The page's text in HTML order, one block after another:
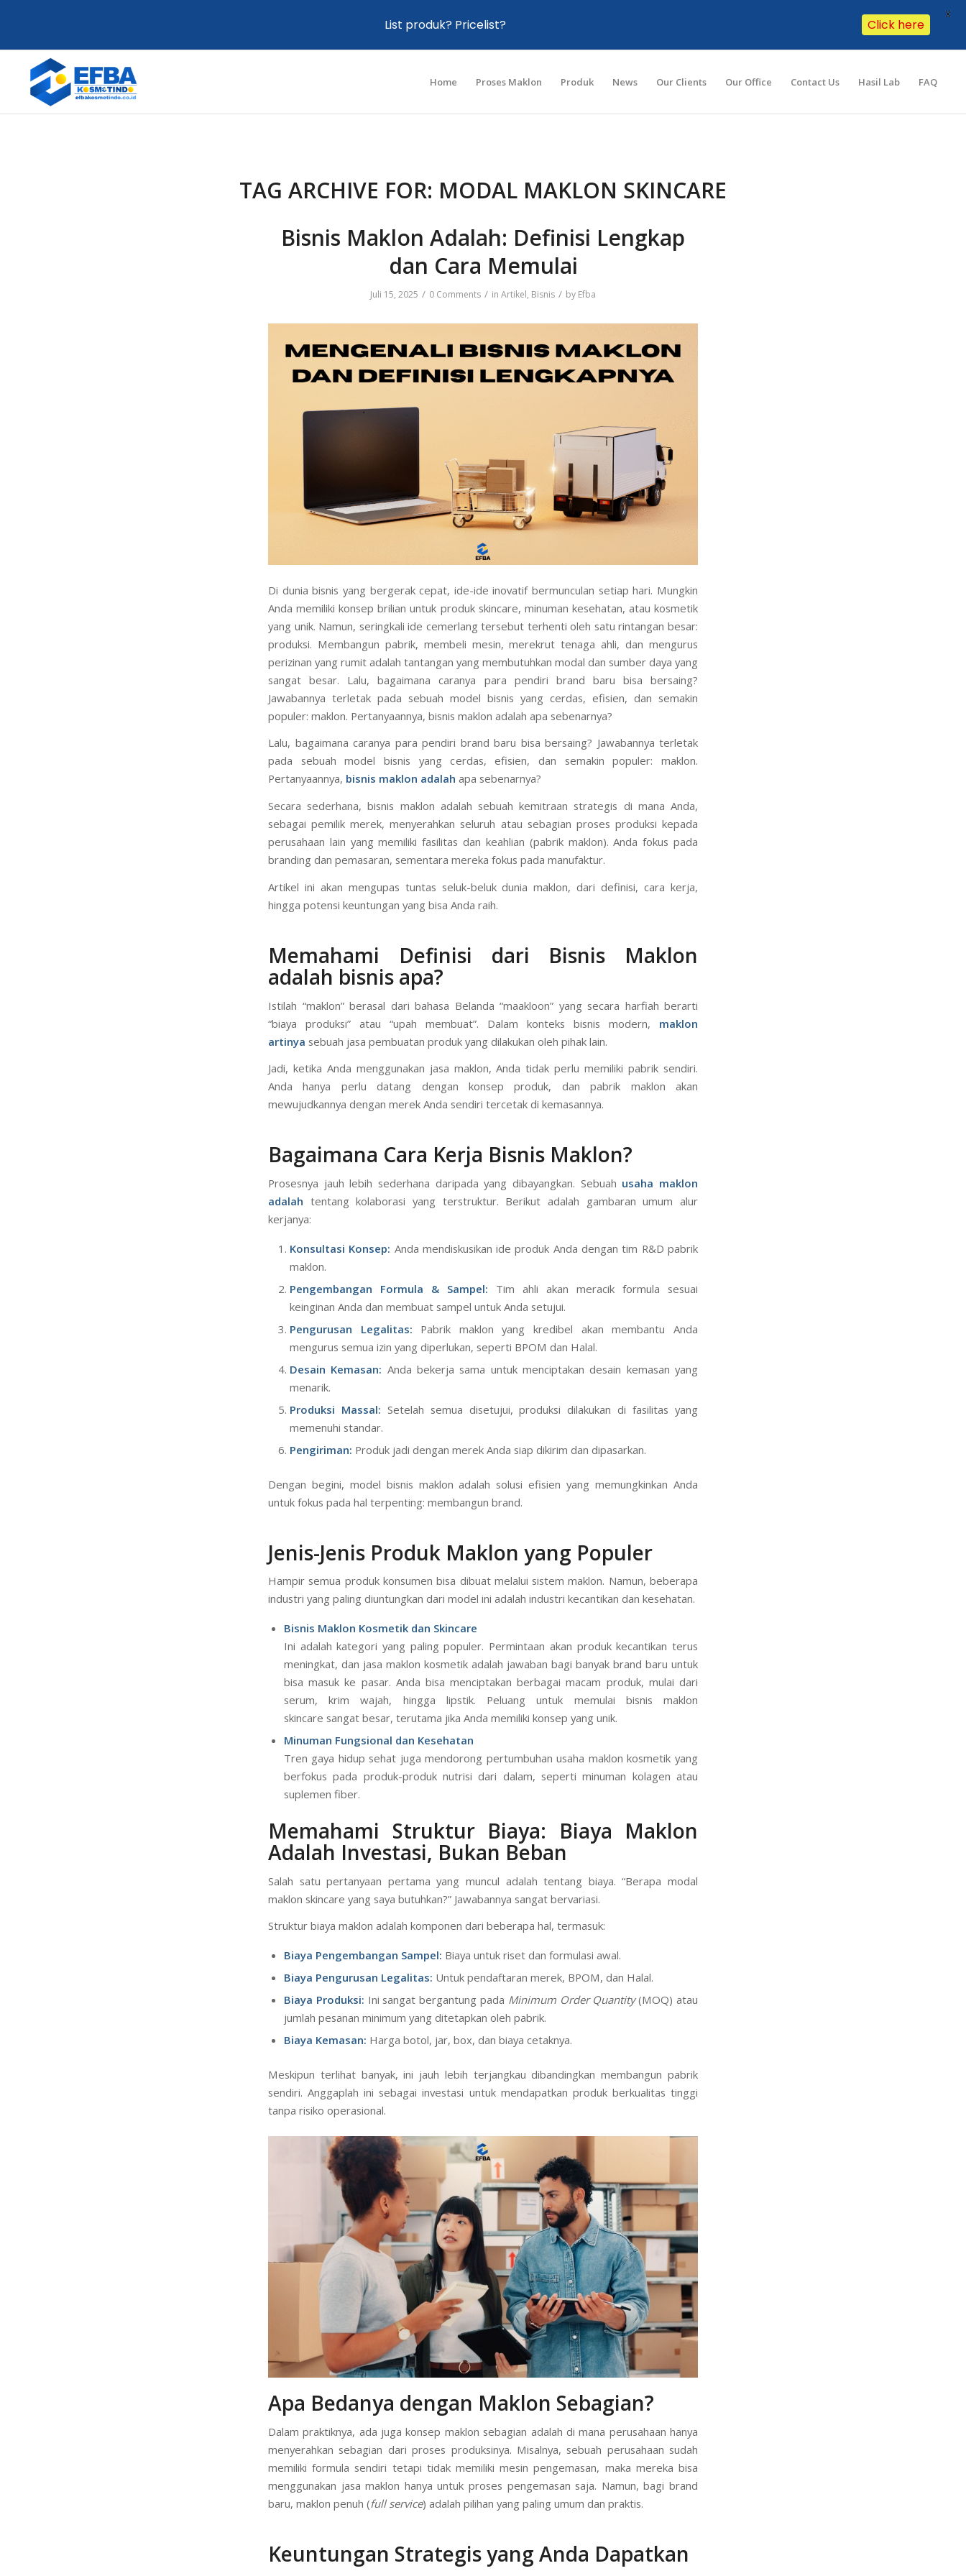
Home Proses Maklon Produk News Our Clients Our Office Contact Us Hasil Lab FAQ
TAG ARCHIVE FOR: MODAL MAKLON SKINCARE
Bisnis Maklon Adalah: Definisi Lengkap
dan Cara Memulai
Juli 15, 2025 / 0 Comments / in Artikel, Bisnis / by Efba
Di dunia bisnis yang bergerak cepat, ide-ide inovatif bermunculan setiap hari. Mungkin
Anda memiliki konsep brilian untuk produk skincare, minuman kesehatan, atau kosmetik
yang unik. Namun, seringkali ide cemerlang tersebut terhenti oleh satu rintangan besar:
produksi. Membangun pabrik, membeli mesin, merekrut tenaga ahli, dan mengurus
perizinan yang rumit adalah tantangan yang membutuhkan modal dan sumber daya yang
sangat besar. Lalu, bagaimana caranya para pendiri brand baru bisa bersaing?
Jawabannya terletak pada sebuah model bisnis yang cerdas, efisien, dan semakin
populer: maklon. Pertanyaannya, bisnis maklon adalah apa sebenarnya?
Lalu, bagaimana caranya para pendiri brand baru bisa bersaing? Jawabannya terletak
pada sebuah model bisnis yang cerdas, efisien, dan semakin populer: maklon.
Pertanyaannya, bisnis maklon adalah apa sebenarnya?
Secara sederhana, bisnis maklon adalah sebuah kemitraan strategis di mana Anda,
sebagai pemilik merek, menyerahkan seluruh atau sebagian proses produksi kepada
perusahaan lain yang memiliki fasilitas dan keahlian (pabrik maklon). Anda fokus pada
branding dan pemasaran, sementara mereka fokus pada manufaktur.
Artikel ini akan mengupas tuntas seluk-beluk dunia maklon, dari definisi, cara kerja,
hingga potensi keuntungan yang bisa Anda raih.
Memahami Definisi dari Bisnis Maklon
adalah bisnis apa?
Istilah “maklon” berasal dari bahasa Belanda “maakloon” yang secara harfiah berarti
“biaya produksi” atau “upah membuat”. Dalam konteks bisnis modern, maklon
artinya sebuah jasa pembuatan produk yang dilakukan oleh pihak lain.
Jadi, ketika Anda menggunakan jasa maklon, Anda tidak perlu memiliki pabrik sendiri.
Anda hanya perlu datang dengan konsep produk, dan pabrik maklon akan
mewujudkannya dengan merek Anda sendiri tercetak di kemasannya.
Bagaimana Cara Kerja Bisnis Maklon?
Prosesnya jauh lebih sederhana daripada yang dibayangkan. Sebuah usaha maklon
adalah tentang kolaborasi yang terstruktur. Berikut adalah gambaran umum alur
kerjanya:
Konsultasi Konsep: Anda mendiskusikan ide produk Anda dengan tim R&D pabrik
maklon.
Pengembangan Formula & Sampel: Tim ahli akan meracik formula sesuai
keinginan Anda dan membuat sampel untuk Anda setujui.
Pengurusan Legalitas: Pabrik maklon yang kredibel akan membantu Anda
mengurus semua izin yang diperlukan, seperti BPOM dan Halal.
Desain Kemasan: Anda bekerja sama untuk menciptakan desain kemasan yang
menarik.
Produksi Massal: Setelah semua disetujui, produksi dilakukan di fasilitas yang
memenuhi standar.
Pengiriman: Produk jadi dengan merek Anda siap dikirim dan dipasarkan.
Dengan begini, model bisnis maklon adalah solusi efisien yang memungkinkan Anda
untuk fokus pada hal terpenting: membangun brand.
Jenis-Jenis Produk Maklon yang Populer
Hampir semua produk konsumen bisa dibuat melalui sistem maklon. Namun, beberapa
industri yang paling diuntungkan dari model ini adalah industri kecantikan dan kesehatan.
Bisnis Maklon Kosmetik dan Skincare
Ini adalah kategori yang paling populer. Permintaan akan produk kecantikan terus
meningkat, dan jasa maklon kosmetik adalah jawaban bagi banyak brand baru untuk
bisa masuk ke pasar. Anda bisa menciptakan berbagai macam produk, mulai dari
serum, krim wajah, hingga lipstik. Peluang untuk memulai bisnis maklon
skincare sangat besar, terutama jika Anda memiliki konsep yang unik.
Minuman Fungsional dan Kesehatan
Tren gaya hidup sehat juga mendorong pertumbuhan usaha maklon kosmetik yang
berfokus pada produk-produk nutrisi dari dalam, seperti minuman kolagen atau
suplemen fiber.
Memahami Struktur Biaya: Biaya Maklon
Adalah Investasi, Bukan Beban
Salah satu pertanyaan pertama yang muncul adalah tentang biaya. “Berapa modal
maklon skincare yang saya butuhkan?” Jawabannya sangat bervariasi.
Struktur biaya maklon adalah komponen dari beberapa hal, termasuk:
Biaya Pengembangan Sampel: Biaya untuk riset dan formulasi awal.
Biaya Pengurusan Legalitas: Untuk pendaftaran merek, BPOM, dan Halal.
Biaya Produksi: Ini sangat bergantung pada Minimum Order Quantity(MOQ) atau
jumlah pesanan minimum yang ditetapkan oleh pabrik.
Biaya Kemasan: Harga botol, jar, box, dan biaya cetaknya.
Meskipun terlihat banyak, ini jauh lebih terjangkau dibandingkan membangun pabrik
sendiri. Anggaplah ini sebagai investasi untuk mendapatkan produk berkualitas tinggi
tanpa risiko operasional.
Apa Bedanya dengan Maklon Sebagian?
Dalam praktiknya, ada juga konsep maklon sebagian adalah di mana perusahaan hanya
menyerahkan sebagian dari proses produksinya. Misalnya, sebuah perusahaan sudah
memiliki formula sendiri tetapi tidak memiliki mesin pengemasan, maka mereka bisa
menggunakan jasa maklon hanya untuk proses pengemasan saja. Namun, bagi brand
baru, maklon penuh (full service) adalah pilihan yang paling umum dan praktis.
Keuntungan Strategis yang Anda Dapatkan
List produk? Pricelist? Click here
X